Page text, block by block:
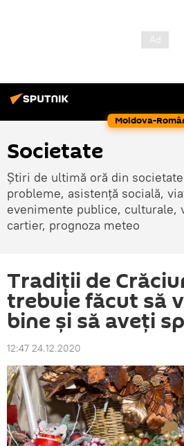
Moldova-
Societate
Știri de ultimă oră din
probleme, asistență socială,
evenimente publice, culturale,
cartier, prognoza meteo
Tradiții de
trebuie făcut să
bine și să aveți
12:47 24.12.2020